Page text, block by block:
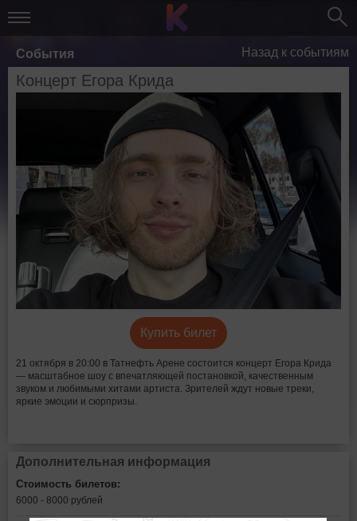
События Назад к событиям
Концерт Егора Крида
Купить билет
21 октября в 20:00 в Татнефть Арене состоится концерт Егора Крида
— масштабное шоу с впечатляющей постановкой, качественным
звуком и любимыми хитами артиста. Зрителей ждут новые треки,
яркие эмоции и сюрпризы.
Дополнительная информация
Стоимость билетов:
6000 - 8000 рублей